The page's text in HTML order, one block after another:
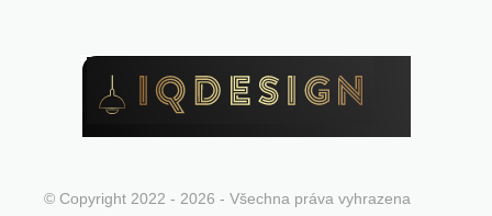
© Copyright 2022 - 2026 - Všechna práva vyhrazena